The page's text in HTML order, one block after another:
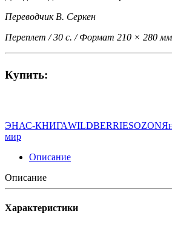
Переводчик В. Серкен
Переплет / 30 с. / Формат 210 × 280 мм
Купить:
ЭНАС-КНИГАWILDBERRIESOZON
мир
Описание
Описание
Характеристики